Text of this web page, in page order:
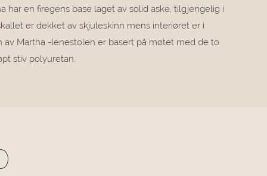
har en firegens base laget av solid aske, tilgjengelig i
er dekket av skjuleskinn mens interiøret er i
Martha -lenestolen er basert på møtet med de to
stiv polyuretan.